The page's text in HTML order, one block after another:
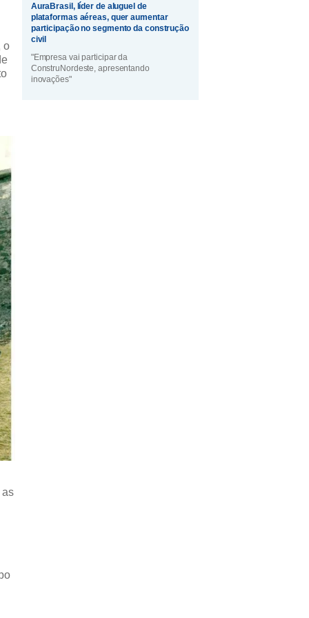
o
as
AuraBrasil, líder de aluguel de
plataformas aéreas, quer aumentar
participação no segmento da construção
civil
"Empresa vai participar da
ConstruNordeste, apresentando
inovações"